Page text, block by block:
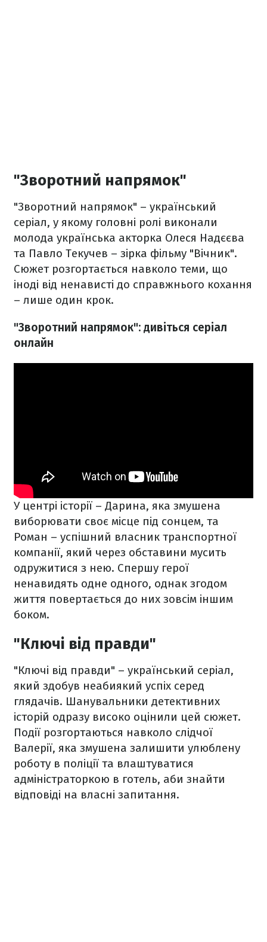
"Зворотний напрямок"
"Зворотний напрямок" – український
серіал, у якому головні ролі виконали
молода українська акторка Олеся Надєєва
та Павло Текучев – зірка фільму "Вічник".
Сюжет розгортається навколо теми, що
іноді від ненависті до справжнього кохання
– лише один крок.
"Зворотний напрямок": дивіться серіал
онлайн
У центрі історії – Дарина, яка змушена
виборювати своє місце під сонцем, та
Роман – успішний власник транспортної
компанії, який через обставини мусить
одружитися з нею. Спершу герої
ненавидять одне одного, однак згодом
життя повертається до них зовсім іншим
боком.
"Ключі від правди"
"Ключі від правди" – український серіал,
який здобув неабиякий успіх серед
глядачів. Шанувальники детективних
історій одразу високо оцінили цей сюжет.
Події розгортаються навколо слідчої
Валерії, яка змушена залишити улюблену
роботу в поліції та влаштуватися
адміністраторкою в готель, аби знайти
відповіді на власні запитання.